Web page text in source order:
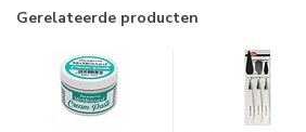
Gerelateerde producten